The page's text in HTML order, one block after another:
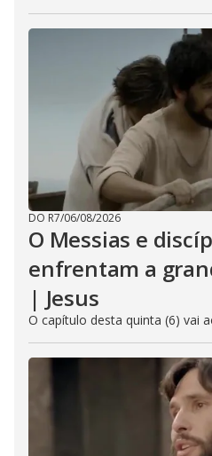
DO R7/06/08/2026
O Messias e
enfrentam a
| Jesus
O capítulo desta quinta (6) vai